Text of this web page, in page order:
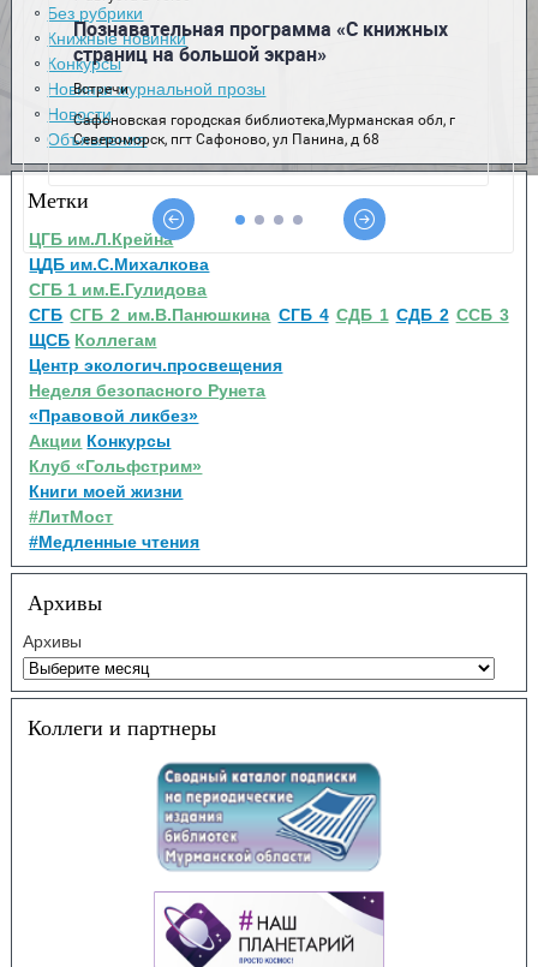
Без рубрики
Книжные новинки
Конкурсы
Новинки журнальной прозы
Новости
Объявления
Метки
ЦГБ им.Л.Крейна
ЦДБ им.С.Михалкова
СГБ 1 им.Е.Гулидова
СГБ СГБ 2 им.В.Панюшкина СГБ 4 СДБ 1 СДБ 2 ССБ 3
ЩСБ Коллегам
Центр экологич.просвещения
Неделя безопасного Рунета
«Правовой ликбез»
Акции Конкурсы
Клуб «Гольфстрим»
Книги моей жизни
#ЛитМост
#Медленные чтения
Архивы
Архивы
Коллеги и партнеры